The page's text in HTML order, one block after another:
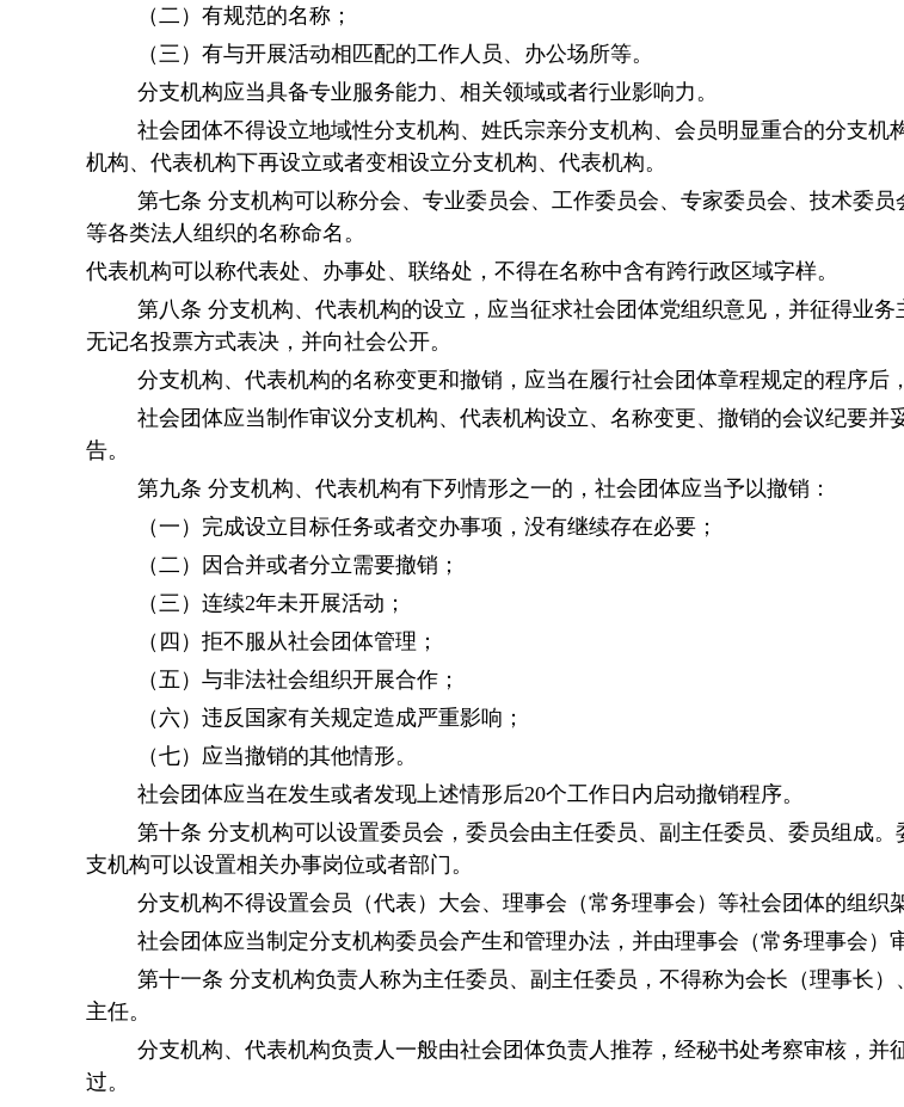
（二）有规范的名称；
（三）有与开展活动相匹配的工作人员、办公场所等。
分支机构应当具备专业服务能力、相关领域或者行业影响力。
社会团体不得设立地域性分支机构、姓氏宗亲分支机构、会员明显重合的分支
机构、代表机构下再设立或者变相设立分支机构、代表机构。
第七条 分支机构可以称分会、专业委员会、工作委员会、专家委员会、技术委
等各类法人组织的名称命名。
代表机构可以称代表处、办事处、联络处，不得在名称中含有跨行政区域字样。
第八条 分支机构、代表机构的设立，应当征求社会团体党组织意见，并征得业
无记名投票方式表决，并向社会公开。
分支机构、代表机构的名称变更和撤销，应当在履行社会团体章程规定的程序后
社会团体应当制作审议分支机构、代表机构设立、名称变更、撤销的会议纪要并
告。
第九条 分支机构、代表机构有下列情形之一的，社会团体应当予以撤销：
（一）完成设立目标任务或者交办事项，没有继续存在必要；
（二）因合并或者分立需要撤销；
（三）连续2年未开展活动；
（四）拒不服从社会团体管理；
（五）与非法社会组织开展合作；
（六）违反国家有关规定造成严重影响；
（七）应当撤销的其他情形。
社会团体应当在发生或者发现上述情形后20个工作日内启动撤销程序。
第十条 分支机构可以设置委员会，委员会由主任委员、副主任委员、委员组成
支机构可以设置相关办事岗位或者部门。
分支机构不得设置会员（代表）大会、理事会（常务理事会）等社会团体的组织
社会团体应当制定分支机构委员会产生和管理办法，并由理事会（常务理事会）
第十一条 分支机构负责人称为主任委员、副主任委员，不得称为会长（理事长
主任。
分支机构、代表机构负责人一般由社会团体负责人推荐，经秘书处考察审核，
过。